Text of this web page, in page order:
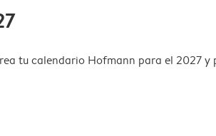
tu calendario Hofmann para el 2027